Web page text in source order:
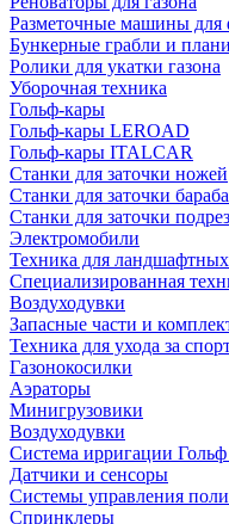
Разметочные машины для
Бункерные грабли и
Ролики для укатки газона
Уборочная техника
Гольф-кары
Гольф-кары LEROAD
Гольф-кары ITALCAR
Станки для заточки ножей
Станки для заточки
Станки для заточки
Электромобили
Техника для
Специализированная
Воздуходувки
Запасные части и
Техника для ухода за
Газонокосилки
Аэраторы
Минигрузовики
Воздуходувки
Система ирригации
Датчики и сенсоры
Системы управления
Спринклеры